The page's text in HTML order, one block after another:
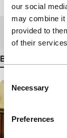
our social
may combine it
provided to
of their
Selection
Necessary
Preferences
Medium/
Bekijk meer details